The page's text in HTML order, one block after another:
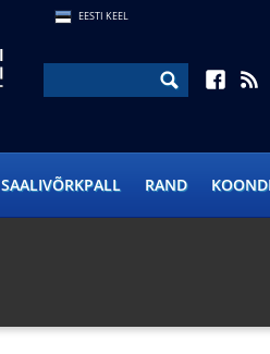
EESTI KEEL
SAALIVÕRKPALL RAND